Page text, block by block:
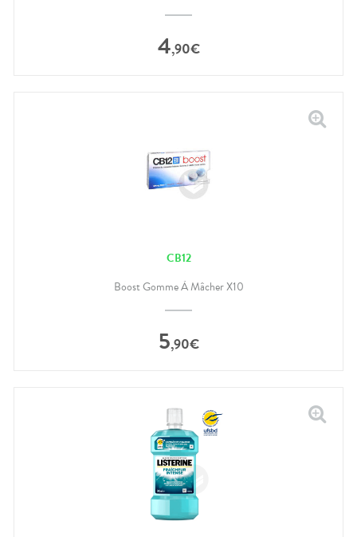
4,90€
CB12
Boost Gomme À Mâcher X10
5,90€